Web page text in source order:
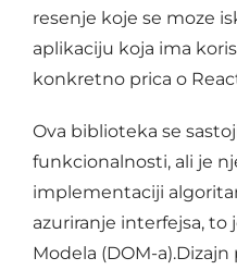
resenje koje se moze
aplikaciju koja ima
konkretno prica o
Ova biblioteka se
funkcionalnosti, ali je
implementaciji
azuriranje interfejsa,
Modela (DOM-